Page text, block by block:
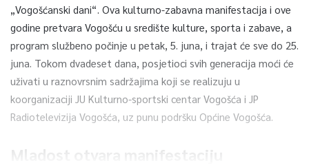
„Vogošćanski dani“. Ova kulturno-zabavna manifestacija i ove
godine pretvara Vogošću u središte kulture, sporta i zabave, a
program službeno počinje u petak, 5. juna, i trajat će sve do 25.
juna. Tokom dvadeset dana, posjetioci svih generacija moći će
uživati u raznovrsnim sadržajima koji se realizuju u
koorganizaciji JU Kulturno-sportski centar Vogošća i JP
Radiotelevizija Vogošća, uz punu podršku Općine Vogošća.
Mladost otvara manifestaciju